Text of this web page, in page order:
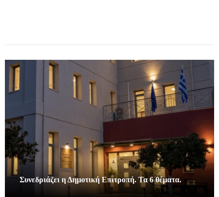
Συνεδριάζει η Δημοτική Επιτροπή. Τα 6 θέματα.